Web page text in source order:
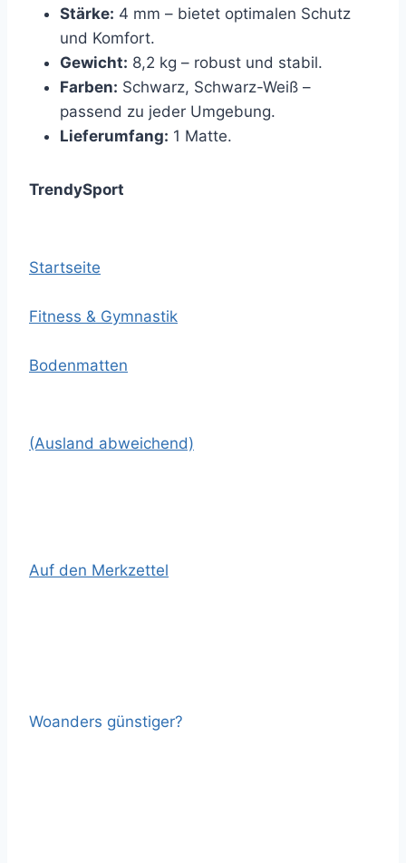
Stärke: 4 mm – bietet optimalen Schutz
und Komfort.
Gewicht: 8,2 kg – robust und stabil.
Farben: Schwarz, Schwarz-Weiß –
passend zu jeder Umgebung.
Lieferumfang: 1 Matte.
TrendySport
Startseite
Fitness & Gymnastik
Bodenmatten
(Ausland abweichend)
Auf den Merkzettel
Woanders günstiger?